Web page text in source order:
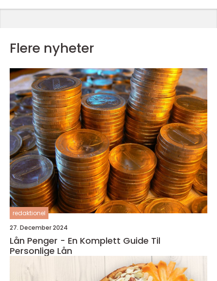
Flere nyheter
redaktionel
27. December 2024
Lån Penger - En Komplett Guide Til
Personlige Lån